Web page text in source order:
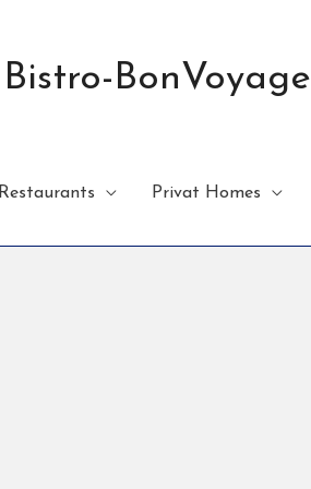
Bistro-BonVoyage
Restaurants Privat Homes